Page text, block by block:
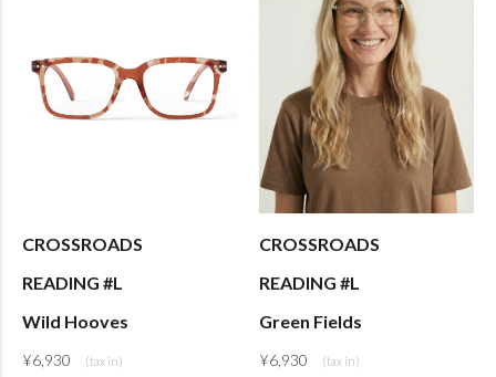
CROSSROADS
READING #L
Wild Hooves
¥6,930
CROSSROADS
READING #L
Green Fields
¥6,930